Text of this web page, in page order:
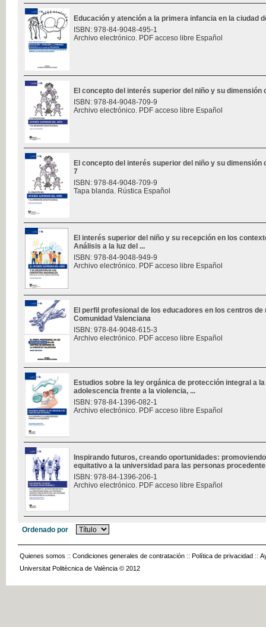
Educación y atención a la primera infancia en la ciudad
ISBN: 978-84-9048-495-1
Archivo electrónico. PDF acceso libre Español
El concepto del interés superior del niño y su dimensión
ISBN: 978-84-9048-709-9
Archivo electrónico. PDF acceso libre Español
El concepto del interés superior del niño y su dimensión
7
ISBN: 978-84-9048-709-9
Tapa blanda. Rústica Español
El interés superior del niño y su recepción en los
Análisis a la luz del ...
ISBN: 978-84-9048-949-9
Archivo electrónico. PDF acceso libre Español
El perfil profesional de los educadores en los centros de
Comunidad Valenciana
ISBN: 978-84-9048-615-3
Archivo electrónico. PDF acceso libre Español
Estudios sobre la ley orgánica de protección integral a
adolescencia frente a la violencia, ...
ISBN: 978-84-1396-082-1
Archivo electrónico. PDF acceso libre Español
Inspirando futuros, creando oportunidades:
equitativo a la universidad para las personas
ISBN: 978-84-1396-206-1
Archivo electrónico. PDF acceso libre Español
Ordenado por
Quienes somos :: Condiciones generales de contratación :: Política de privacidad ::
Universitat Politècnica de València © 2012